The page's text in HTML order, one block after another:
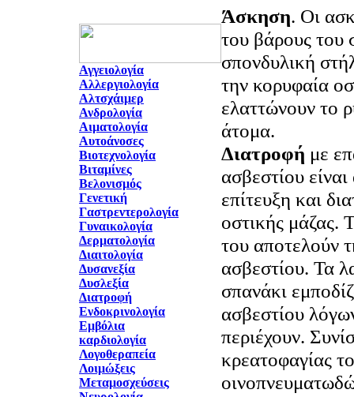
Αγγειολογία
Αλλεργιολογία
Αλτσχάιμερ
Ανδρολογία
Αιματολογία
Αυτοάνοσες
Βιοτεχνολογία
Βιταμίνες
Βελονισμός
Γενετική
Γαστρεντερολογία
Γυναικολογία
Δερματολογία
Διαιτολογία
Δυσανεξία
Δυσλεξία
Διατροφή
Ενδοκρινολογία
Εμβόλια
καρδιολογία
Λογοθεραπεία
Λοιμώξεις
Μεταμοσχεύσεις
Άσκηση. Οι
του βάρους του
σπονδυλική
την κορυφαία
ελαττώνουν το
άτομα.
Διατροφή με
ασβεστίου
επίτευξη και
οστικής μάζας.
του αποτελούν
ασβεστίου. Τα
σπανάκι
ασβεστίου
περιέχουν.
κρεατοφαγίας